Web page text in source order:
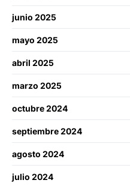
junio 2025
mayo 2025
abril 2025
marzo 2025
octubre 2024
septiembre 2024
agosto 2024
julio 2024